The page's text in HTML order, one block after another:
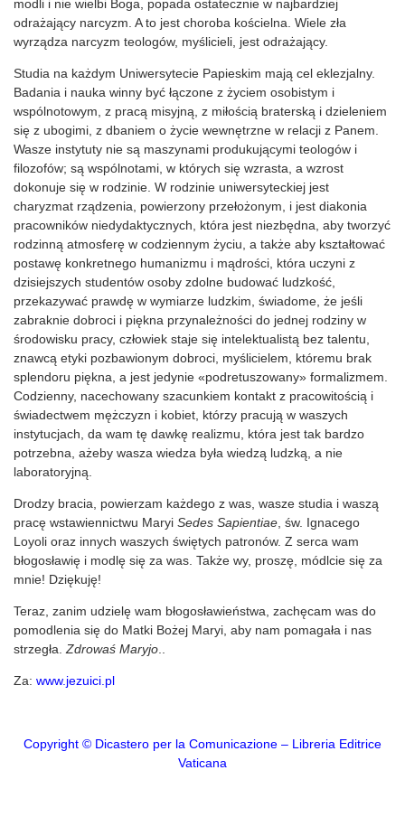
modli i nie wielbi Boga, popada ostatecznie w najbardziej
odrażający narcyzm. A to jest choroba kościelna. Wiele zła
wyrządza narcyzm teologów, myślicieli, jest odrażający.
Studia na każdym Uniwersytecie Papieskim mają cel eklezjalny.
Badania i nauka winny być łączone z życiem osobistym i
wspólnotowym, z pracą misyjną, z miłością braterską i dzieleniem
się z ubogimi, z dbaniem o życie wewnętrzne w relacji z Panem.
Wasze instytuty nie są maszynami produkującymi teologów i
filozofów; są wspólnotami, w których się wzrasta, a wzrost
dokonuje się w rodzinie. W rodzinie uniwersyteckiej jest
charyzmat rządzenia, powierzony przełożonym, i jest diakonia
pracowników niedydaktycznych, która jest niezbędna, aby tworzyć
rodzinną atmosferę w codziennym życiu, a także aby kształtować
postawę konkretnego humanizmu i mądrości, która uczyni z
dzisiejszych studentów osoby zdolne budować ludzkość,
przekazywać prawdę w wymiarze ludzkim, świadome, że jeśli
zabraknie dobroci i piękna przynależności do jednej rodziny w
środowisku pracy, człowiek staje się intelektualistą bez talentu,
znawcą etyki pozbawionym dobroci, myślicielem, któremu brak
splendoru piękna, a jest jedynie «podretuszowany» formalizmem.
Codzienny, nacechowany szacunkiem kontakt z pracowitością i
świadectwem mężczyzn i kobiet, którzy pracują w waszych
instytucjach, da wam tę dawkę realizmu, która jest tak bardzo
potrzebna, ażeby wasza wiedza była wiedzą ludzką, a nie
laboratoryjną.
Drodzy bracia, powierzam każdego z was, wasze studia i waszą
pracę wstawiennictwu Maryi Sedes Sapientiae , św. Ignacego
Loyoli oraz innych waszych świętych patronów. Z serca wam
błogosławię i modlę się za was. Także wy, proszę, módlcie się za
mnie! Dziękuję!
Teraz, zanim udzielę wam błogosławieństwa, zachęcam was do
pomodlenia się do Matki Bożej Maryi, aby nam pomagała i nas
strzegła. Zdrowaś Maryjo
Za: www.jezuici.pl
Copyright © Dicastero per la Comunicazione – Libreria Editrice
Vaticana